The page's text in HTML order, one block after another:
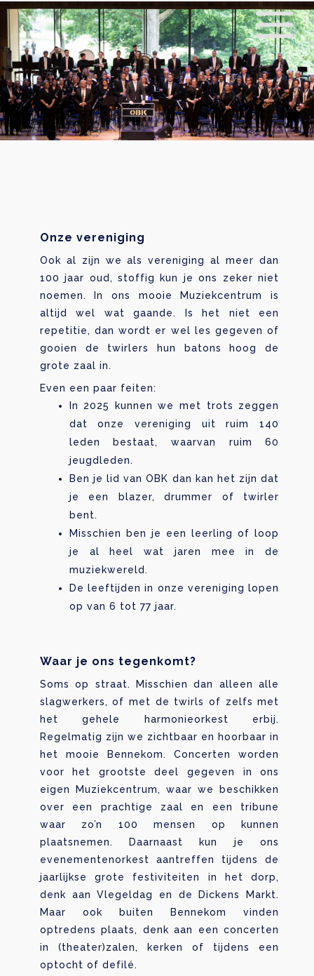
Onze vereniging
Ook al zijn we als vereniging al meer dan
100 jaar oud, stoffig kun je ons zeker niet
noemen. In ons mooie Muziekcentrum is
altijd wel wat gaande. Is het niet een
repetitie, dan wordt er wel les gegeven of
gooien de twirlers hun batons hoog de
grote zaal in.
Even een paar feiten:
In 2025 kunnen we met trots zeggen
dat onze vereniging uit ruim 140
leden bestaat, waarvan ruim 60
jeugdleden.
Ben je lid van OBK dan kan het zijn dat
je een blazer, drummer of twirler
bent.
Misschien ben je een leerling of loop
je al heel wat jaren mee in de
muziekwereld.
De leeftijden in onze vereniging lopen
op van 6 tot 77 jaar.
Waar je ons tegenkomt?
Soms op straat. Misschien dan alleen alle
slagwerkers, of met de twirls of zelfs met
het gehele harmonieorkest erbij.
Regelmatig zijn we zichtbaar en hoorbaar in
het mooie Bennekom. Concerten worden
voor het grootste deel gegeven in ons
eigen Muziekcentrum, waar we beschikken
over een prachtige zaal en een tribune
waar zo’n 100 mensen op kunnen
plaatsnemen. Daarnaast kun je ons
evenementenorkest aantreffen tijdens de
jaarlijkse grote festiviteiten in het dorp,
denk aan Vlegeldag en de Dickens Markt.
Maar ook buiten Bennekom vinden
optredens plaats, denk aan een concerten
in (theater)zalen, kerken of tijdens een
optocht of defilé.